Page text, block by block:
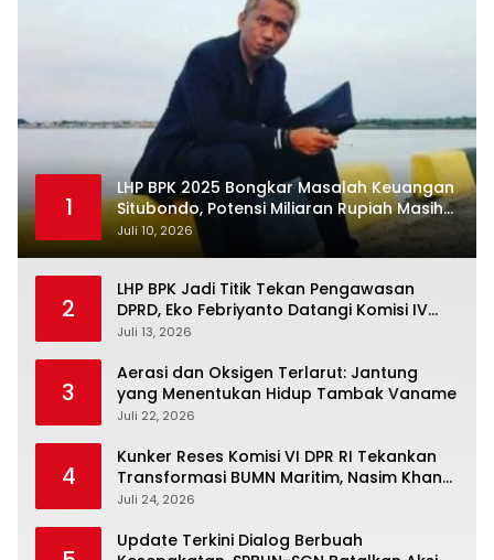
1
LHP BPK 2025 Bongkar Masalah Keuangan
Situbondo, Potensi Miliaran Rupiah Masih
Belum Terkelola
Juli 10, 2026
2
LHP BPK Jadi Titik Tekan Pengawasan
DPRD, Eko Febriyanto Datangi Komisi IV
dan Ajak Dewan Kembali Berpijak pada
Juli 13, 2026
3
Aerasi dan Oksigen Terlarut: Jantung
yang Menentukan Hidup Tambak Vaname
Juli 22, 2026
4
Kunker Reses Komisi VI DPR RI Tekankan
Transformasi BUMN Maritim, Nasim Khan
Kawal Penguatan Sektor Laut
Juli 24, 2026
Update Terkini Dialog Berbuah